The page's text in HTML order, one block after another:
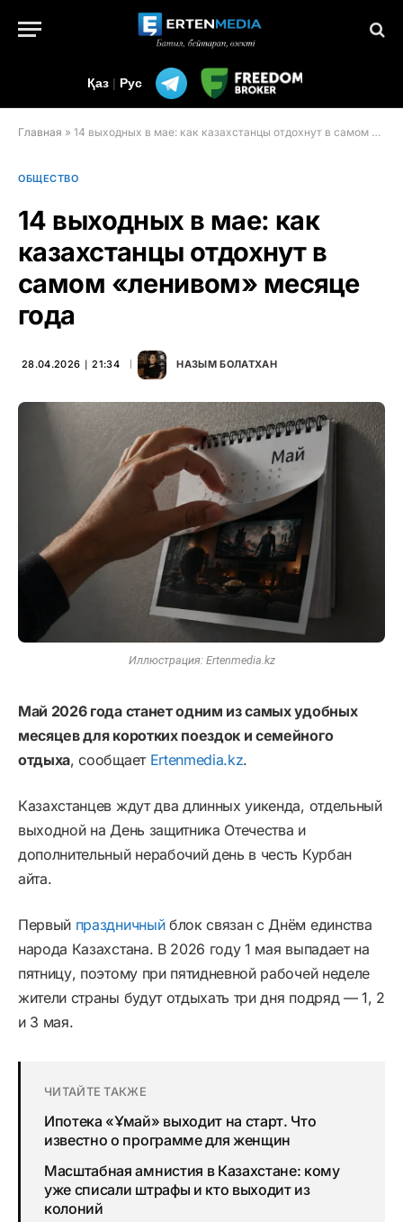
Қаз | Рус
Главная » 14 выходных в мае: как казахстанцы отдохнут в самом «ленивом» месяце года
ОБЩЕСТВО
14 выходных в мае: как
казахстанцы отдохнут в
самом «ленивом» месяце
года
28.04.2026 ∣ 21:34 НАЗЫМ БОЛАТХАН
Иллюстрация: Ertenmedia.kz
Май 2026 года станет одним из самых удобных
месяцев для коротких поездок и семейного
отдыха, сообщает Ertenmedia.kz.
Казахстанцев ждут два длинных уикенда, отдельный
выходной на День защитника Отечества и
дополнительный нерабочий день в честь Курбан
айта.
Первый праздничныйблок связан с Днём единства
народа Казахстана. В 2026 году 1 мая выпадает на
пятницу, поэтому при пятидневной рабочей неделе
жители страны будут отдыхать три дня подряд — 1, 2
и 3 мая.
ЧИТАЙТЕ ТАКЖЕ
Ипотека «Ұмай» выходит на старт. Что
известно о программе для женщин
Масштабная амнистия в Казахстане: кому
уже списали штрафы и кто выходит из
колоний